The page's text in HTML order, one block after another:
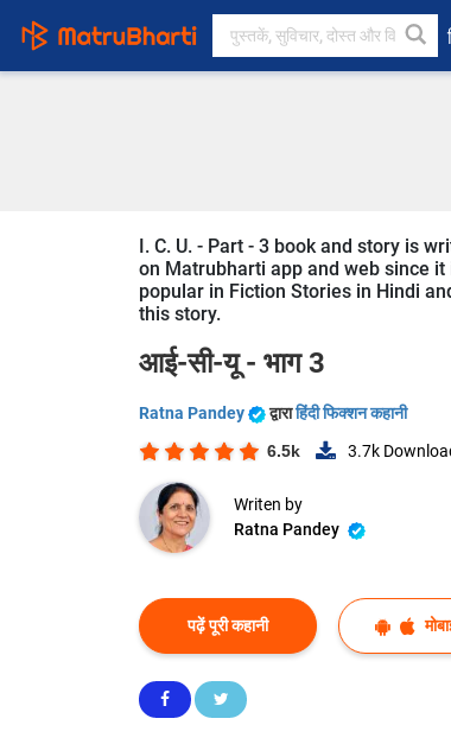
I. C. U. - Part - 3 book and story is
on Matrubharti app and web since
popular in Fiction Stories in Hindi
this story.
आई-सी-यू - भाग 3
Ratna Pandey द्वाराहिंदी फिक्शन कहानी
6.5k 3.7k
Writen by
Ratna Pandey
पढ़ें पूरी कहानी